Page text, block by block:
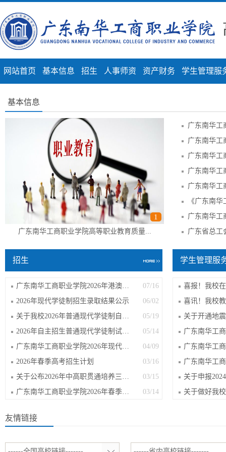
网站首页 基本信息 招生 人事师资 资产财务 学生管理服
基本信息
1
广东南华工商职业学院高等职业教育质量...
招生
07/16
广东南华工商职业学院2026年港澳生拟录...
06/02
2026年现代学徒制招生录取结果公示
05/19
关于我校2026年普通现代学徒制自主招生...
05/14
2026年自主招生普通现代学徒制试点考试...
04/09
广东南华工商职业学院2026年现代学徒制...
03/16
2026年春季高考招生计划
03/15
关于公布2026年中高职贯通培养三二分段...
03/14
广东南华工商职业学院2026年春季高考招...
学生管理服
友情链接